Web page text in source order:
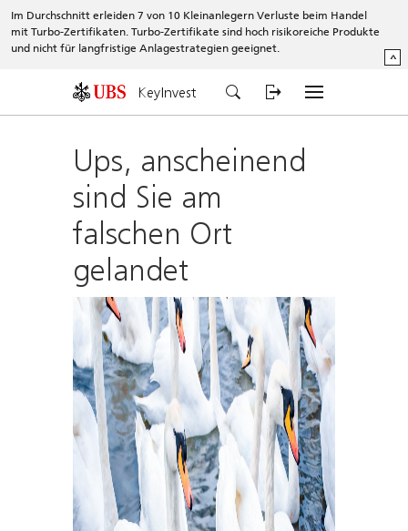
Im Durchschnitt erleiden 7 von 10 Kleinanlegern Verluste beim Handel
mit Turbo-Zertifikaten. Turbo-Zertifikate sind hoch risikoreiche Produkte
und nicht für langfristige Anlagestrategien geeignet.
^
KeyInvest
Ups, anscheinend
sind Sie am
falschen Ort
gelandet